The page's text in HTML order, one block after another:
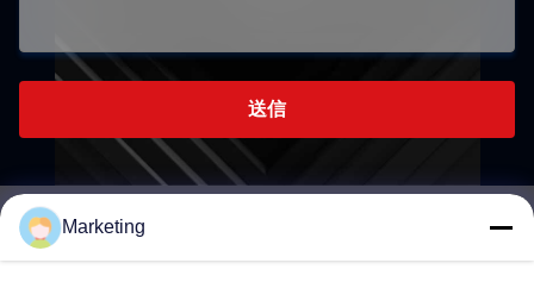
送信
marketing@hwashi.com
Marketing